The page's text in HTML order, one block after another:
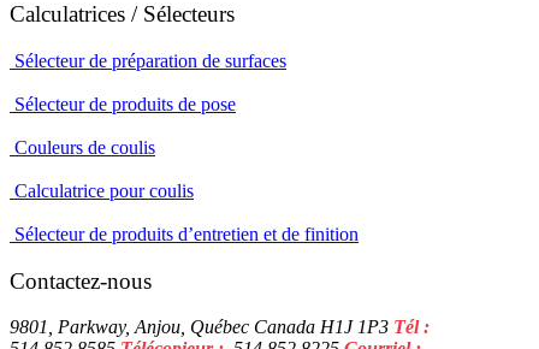
Calculatrices / Sélecteurs
Sélecteur de préparation de surfaces
Sélecteur de produits de pose
Couleurs de coulis
Calculatrice pour coulis
Sélecteur de produits d’entretien et de finition
Contactez-nous
9801, Parkway, Anjou, Québec Canada H1J 1P3 Tél :